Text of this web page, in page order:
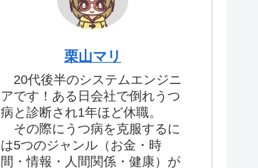
栗山マリ
20代後半のシステムエンジニ
アです！ある日会社で倒れうつ
病と診断され1年ほど休職。
その際にうつ病を克服するに
は5つのジャンル（お金・時
間・情報・人間関係・健康）が